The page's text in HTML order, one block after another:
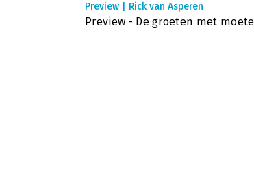
Preview | Rick van Asperen
Preview - De groeten met